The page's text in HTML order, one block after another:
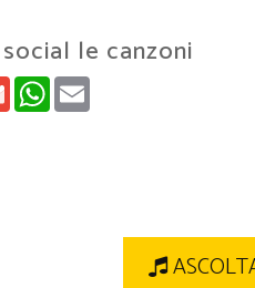
le canzoni
GMAILWHATSAPP